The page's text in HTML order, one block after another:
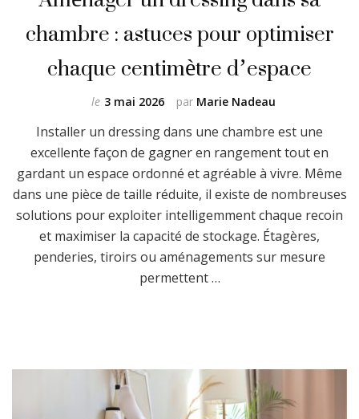
chambre : astuces pour optimiser
chaque centimètre d’espace
par Marie Nadeau
le 3 mai 2026
Installer un dressing dans une chambre est une
excellente façon de gagner en rangement tout en
gardant un espace ordonné et agréable à vivre. Même
dans une pièce de taille réduite, il existe de nombreuses
solutions pour exploiter intelligemment chaque recoin
et maximiser la capacité de stockage. Étagères,
penderies, tiroirs ou aménagements sur mesure
permettent …